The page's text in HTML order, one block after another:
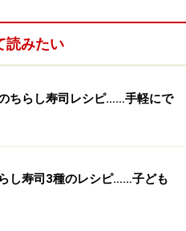
小さじ1
読みたい
ちらし寿司レシピ……手軽にで
し寿司3種のレシピ……子ども